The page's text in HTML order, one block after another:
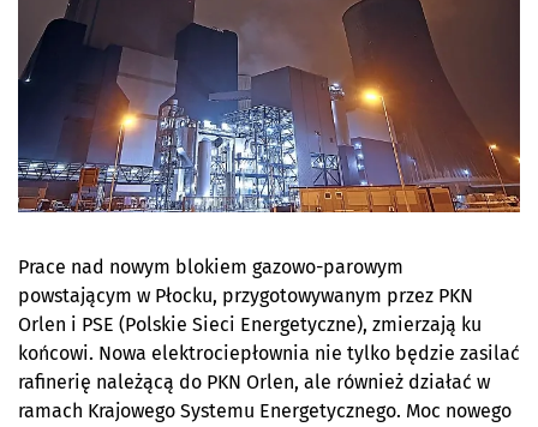
Prace nad nowym blokiem gazowo-parowym
powstającym w Płocku, przygotowywanym przez PKN
Orlen i PSE (Polskie Sieci Energetyczne), zmierzają ku
końcowi. Nowa elektrociepłownia nie tylko będzie zasilać
rafinerię należącą do PKN Orlen, ale również działać w
ramach Krajowego Systemu Energetycznego. Moc nowego